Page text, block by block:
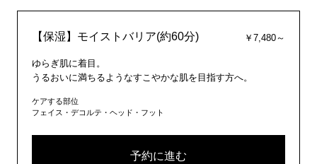
【保湿】モイストバリア(約60分) ￥7,480～
ゆらぎ肌に着目。
うるおいに満ちるようなすこやかな肌を目指す方へ。
ケアする部位
フェイス・デコルテ・ヘッド・フット
予約に進む